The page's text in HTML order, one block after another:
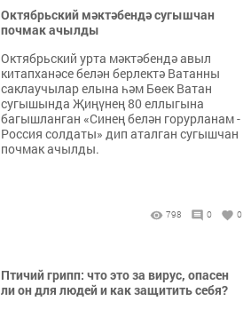
Октябрьский мәктәбендә сугышчан
почмак ачылды
Октябрьский урта мәктәбендә авыл
китапханәсе белән берлектә Ватанны
саклаучылар елына һәм Бөек Ватан
сугышында Җиңүнең 80 еллыгына
багышланган «Синең белән горурланам -
Россия солдаты» дип аталган сугышчан
почмак ачылды.
798 0 0
Птичий грипп: что это за вирус, опасен
ли он для людей и как защитить себя?